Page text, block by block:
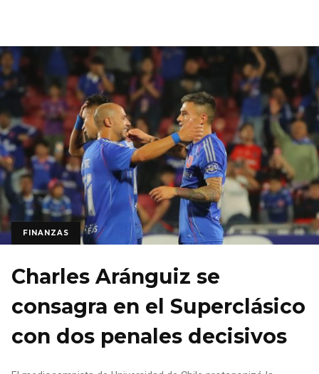
FINANZAS
Charles Aránguiz se
consagra en el Superclásico
con dos penales decisivos